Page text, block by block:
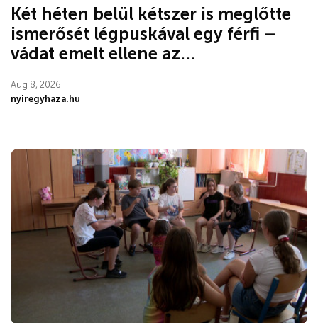
Két héten belül kétszer is meglőtte
ismerősét légpuskával egy férfi –
vádat emelt ellene az...
Aug 8, 2026
nyiregyhaza.hu